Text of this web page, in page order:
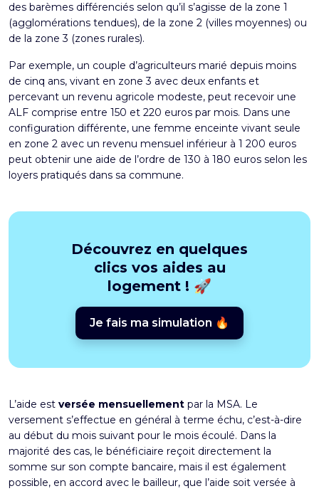
des barèmes différenciés selon qu’il s’agisse de la zone 1
(agglomérations tendues), de la zone 2 (villes moyennes) ou
de la zone 3 (zones rurales).
Par exemple, un couple d’agriculteurs marié depuis moins
de cinq ans, vivant en zone 3 avec deux enfants et
percevant un revenu agricole modeste, peut recevoir une
ALF comprise entre 150 et 220 euros par mois. Dans une
configuration différente, une femme enceinte vivant seule
en zone 2 avec un revenu mensuel inférieur à 1 200 euros
peut obtenir une aide de l’ordre de 130 à 180 euros selon les
loyers pratiqués dans sa commune.
Découvrez en quelques
clics vos aides au
logement ! 🚀
Je fais ma simulation 🔥
L’aide est versée mensuellement par la MSA. Le
versement s’effectue en général à terme échu, c’est-à-dire
au début du mois suivant pour le mois écoulé. Dans la
majorité des cas, le bénéficiaire reçoit directement la
somme sur son compte bancaire, mais il est également
possible, en accord avec le bailleur, que l’aide soit versée à